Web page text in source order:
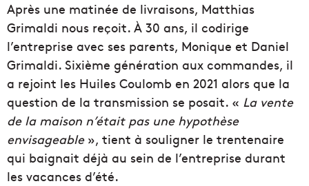
Après une matinée de livraisons, Matthias
Grimaldi nous reçoit. À 30 ans, il codirige
l’entreprise avec ses parents, Monique et Daniel
Grimaldi. Sixième génération aux commandes, il
a rejoint les Huiles Coulomb en 2021 alors que la
question de la transmission se posait. « La vente
de la maison n’était pas une hypothèse
envisageable», tient à souligner le trentenaire
qui baignait déjà au sein de l’entreprise durant
les vacances d’été.